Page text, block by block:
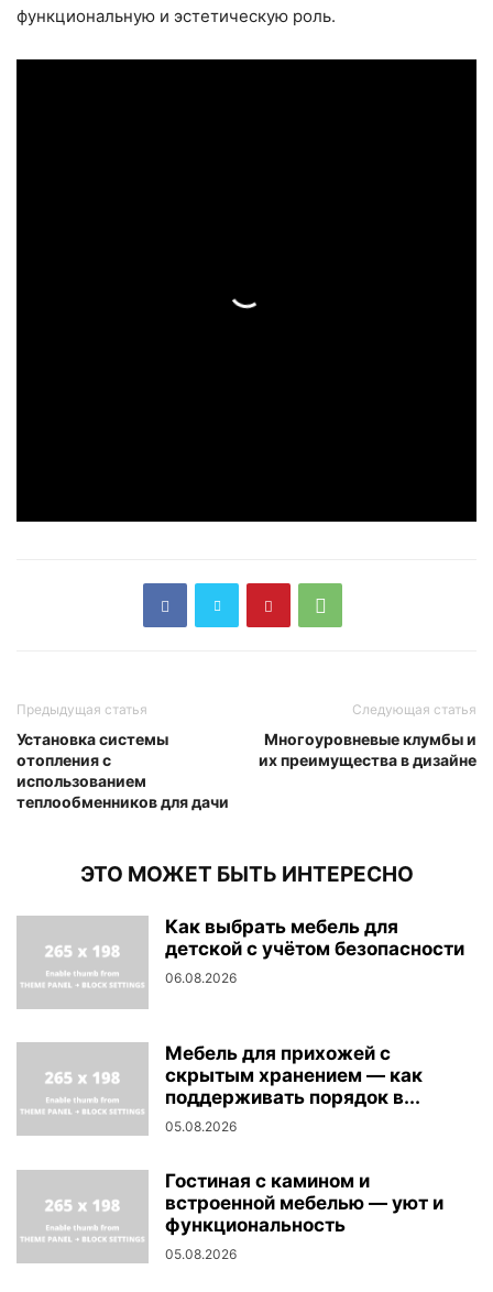
функциональную и эстетическую роль.
Предыдущая статья
Установка системы
отопления с
использованием
теплообменников для дачи
Следующая статья
Многоуровневые клумбы и
их преимущества в дизайне
ЭТО МОЖЕТ БЫТЬ ИНТЕРЕСНО
Как выбрать мебель для
детской с учётом безопасности
06.08.2026
Мебель для прихожей с
скрытым хранением — как
поддерживать порядок в...
05.08.2026
Гостиная с камином и
встроенной мебелью — уют и
функциональность
05.08.2026